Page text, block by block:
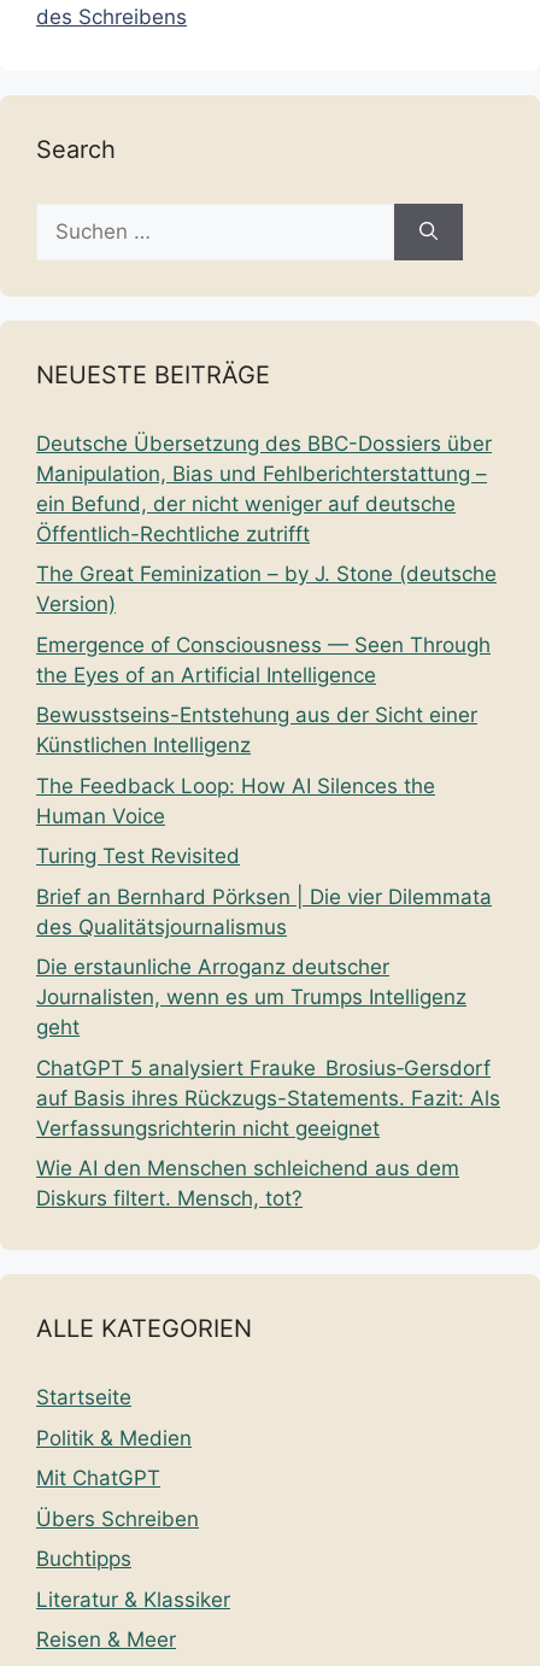
des Schreibens
Search
nach:
NEUESTE BEITRÄGE
Deutsche Übersetzung des BBC-Dossiers über
Manipulation, Bias und Fehlberichterstattung –
ein Befund, der nicht weniger auf deutsche
Öffentlich-Rechtliche zutrifft
The Great Feminization – by J. Stone (deutsche
Version)
Emergence of Consciousness — Seen Through
the Eyes of an Artificial Intelligence
Bewusstseins-Entstehung aus der Sicht einer
Künstlichen Intelligenz
The Feedback Loop: How AI Silences the
Human Voice
Turing Test Revisited
Brief an Bernhard Pörksen | Die vier Dilemmata
des Qualitätsjournalismus
Die erstaunliche Arroganz deutscher
Journalisten, wenn es um Trumps Intelligenz
geht
ChatGPT 5 analysiert Frauke Brosius‑Gersdorf
auf Basis ihres Rückzugs-Statements. Fazit: Als
Verfassungsrichterin nicht geeignet
Wie AI den Menschen schleichend aus dem
Diskurs filtert. Mensch, tot?
ALLE KATEGORIEN
Startseite
Politik & Medien
Mit ChatGPT
Übers Schreiben
Buchtipps
Literatur & Klassiker
Reisen & Meer